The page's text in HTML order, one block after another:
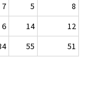
7 5
8
6 14
12
55 51